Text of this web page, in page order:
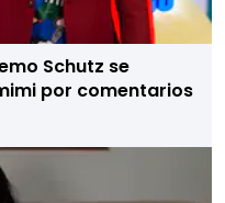
Schutz se
por comentarios